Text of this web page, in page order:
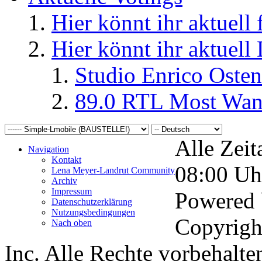
Hier könnt ihr aktuell
Hier könnt ihr aktuell
Studio Enrico
89.0 RTL Most
Navigation
Kontakt
Lena Meyer-Landrut Community
Archiv
Impressum
Datenschutzerklärung
Nutzungsbedingungen
Nach oben
Alle
08:00
Inc. Alle Rechte